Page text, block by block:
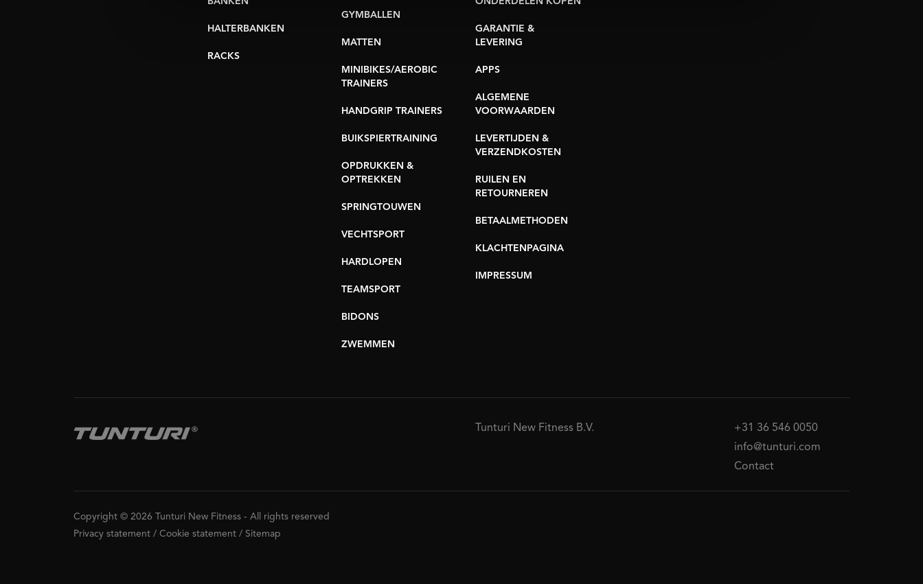
HALTERBANKEN
RACKS
GYMBALLEN
MATTEN
MINIBIKES/AEROBIC
TRAINERS
HANDGRIP TRAINERS
BUIKSPIERTRAINING
OPDRUKKEN &
OPTREKKEN
SPRINGTOUWEN
VECHTSPORT
HARDLOPEN
TEAMSPORT
BIDONS
ZWEMMEN
GARANTIE &
LEVERING
APPS
ALGEMENE
VOORWAARDEN
LEVERTIJDEN &
VERZENDKOSTEN
RUILEN EN
RETOURNEREN
BETAALMETHODEN
KLACHTENPAGINA
IMPRESSUM
Tunturi New Fitness B.V.
+31 36 546 0050
info@tunturi.com
Contact
Copyright © 2026 Tunturi New Fitness - All rights reserved
Privacy statement / Cookie statement / Sitemap